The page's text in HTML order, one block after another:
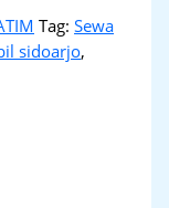
Tag:Sewa
sidoarjo,